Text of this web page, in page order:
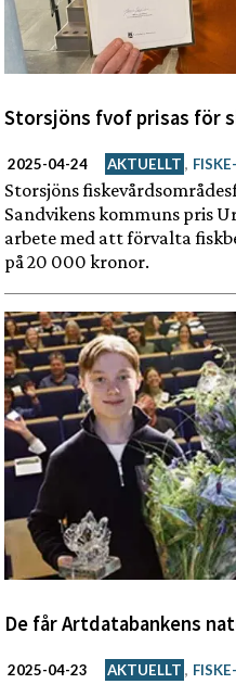
Storsjöns fvof prisas för
2025-04-24 AKTUELLT ,
Storsjöns
Sandvikens kommuns pris
arbete med att förvalta
på 20 000 kronor.
De får Artdatabankens
2025-04-23 AKTUELLT ,